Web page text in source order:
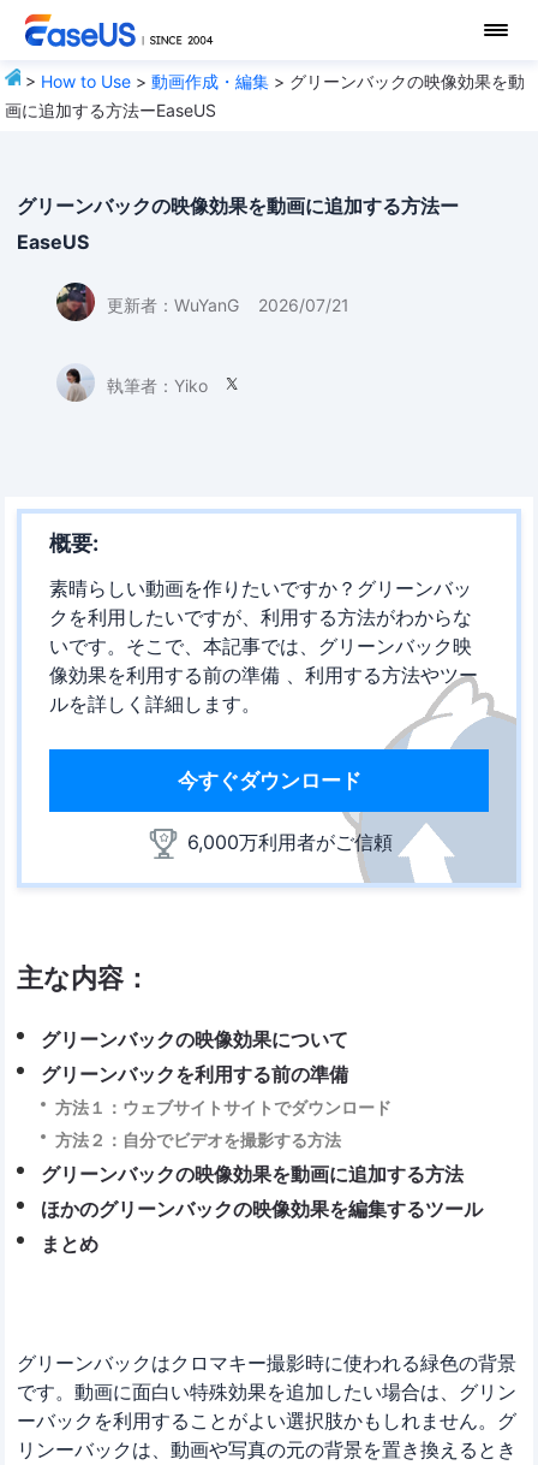
> How to Use >動画作成・編集 > グリーンバックの映像効果を動
画に追加する方法ーEaseUS
グリーンバックの映像効果を動画に追加する方法ー
EaseUS
更新者： WuYanG 2026/07/21
執筆者： Yiko 
概要:
素晴らしい動画を作りたいですか？グリーンバッ
クを利用したいですが、利用する方法がわからな
いです。そこで、本記事では、グリーンバック映
像効果を利用する前の準備 、利用する方法やツー
ルを詳しく詳細します。
今すぐダウンロード
6,000万利用者がご信頼
主な内容：
グリーンバックの映像効果について
グリーンバックを利用する前の準備
方法１：ウェブサイトサイトでダウンロード
方法２：自分でビデオを撮影する方法
グリーンバックの映像効果を動画に追加する方法
ほかのグリーンバックの映像効果を編集するツール
まとめ
グリーンバックはクロマキー撮影時に使われる緑色の背景
です。動画に面白い特殊効果を追加したい場合は、グリン
ーバックを利用することがよい選択肢かもしれません。グ
リンーバックは、動画や写真の元の背景を置き換えるとき